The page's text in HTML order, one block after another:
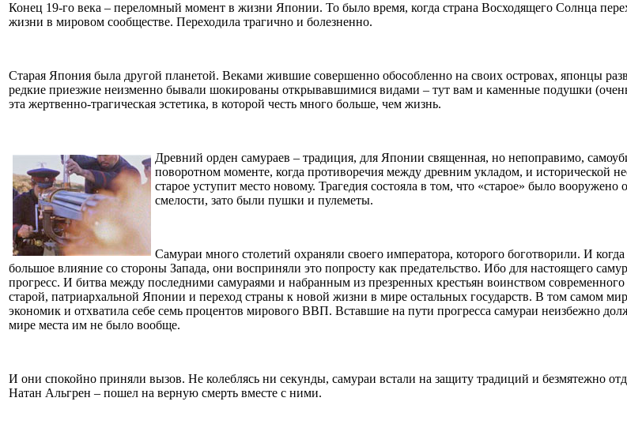
Конец 19-го века – переломный момент в жизни Японии. То было время, когда страна Восходящего Солнца
жизни в мировом сообществе. Переходила трагично и болезненно.
Старая Япония была другой планетой. Веками жившие совершенно обособленно на своих островах, японцы
редкие приезжие неизменно бывали шокированы открывавшимися видами – тут вам и каменные подушки
эта жертвенно-трагическая эстетика, в которой честь много больше, чем жизнь.
Древний орден самураев – традиция, для Японии священная, но непоправимо,
поворотном моменте, когда противоречия между древним укладом, и исторической
старое уступит место новому. Трагедия состояла в том, что «старое» было
смелости, зато были пушки и пулеметы.
Самураи много столетий охраняли своего императора, которого боготворили. И
большое влияние со стороны Запада, они восприняли это попросту как предательство. Ибо для настоящего
прогресс. И битва между последними самураями и набранным из презренных крестьян воинством современного
старой, патриархальной Японии и переход страны к новой жизни в мире остальных государств. В том самом
экономик и отхватила себе семь процентов мирового ВВП. Вставшие на пути прогресса самураи неизбежно
мире места им не было вообще.
И они спокойно приняли вызов. Не колеблясь ни секунды, самураи встали на защиту традиций и безмятежно
Натан Альгрен – пошел на верную смерть вместе с ними.